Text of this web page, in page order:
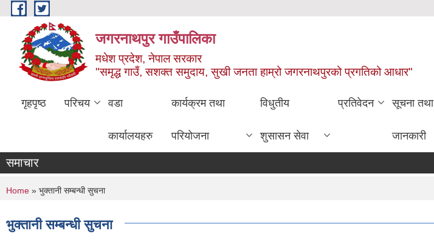
Skip to main content
जगरनाथपुर गाउँपालिका
मधेश प्रदेश, नेपाल सरकार
"समृद्ध गाउँ, सशक्त समुदाय, सुखी जनता हाम्रो जगरनाथपुरको प्रगतिको आधार"
गृहपृष्ठ परिचय वडा
कार्यालयहरु
कार्यक्रम तथा
परियोजना
विधुतीय
शुसासन सेवा
प्रतिवेदन सूचना तथा
जानकारी
समाचार
You are here
Home » भुक्तानी सम्बन्धी सुचना
भुक्तानी सम्बन्धी सुचना